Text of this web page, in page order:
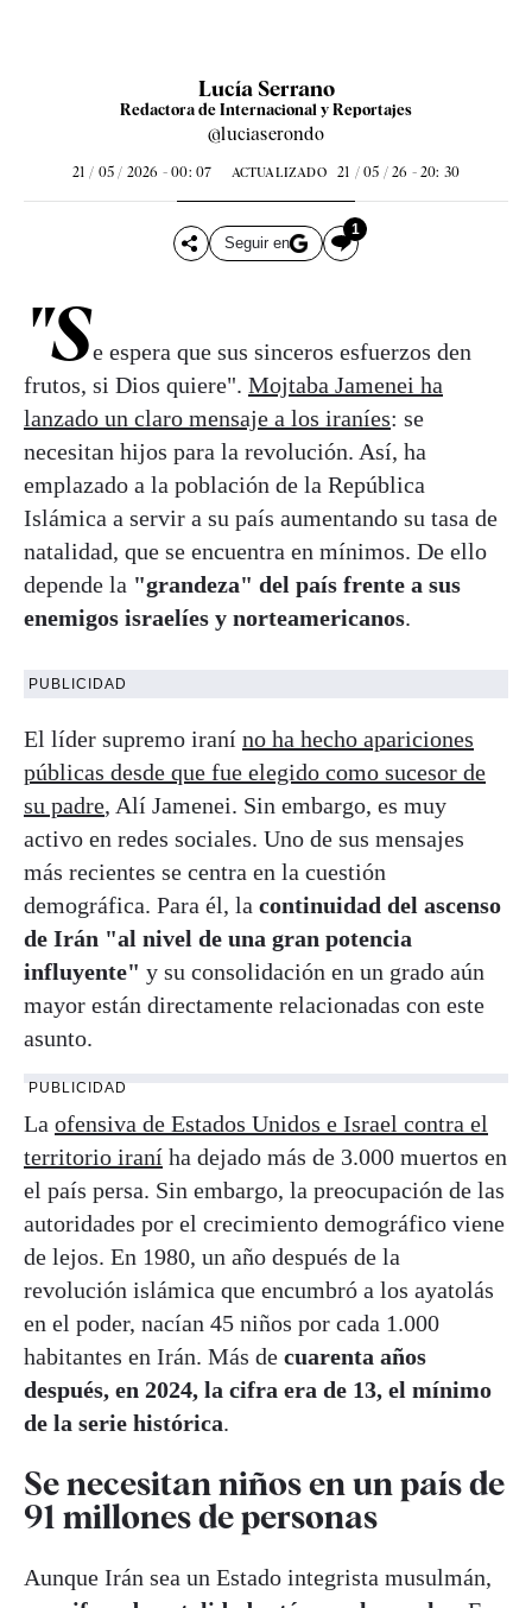
Lucía Serrano
Redactora de Internacional y Reportajes
@luciaserondo
21 / 05 / 2026 - 00: 07 ACTUALIZADO 21 / 05 / 26 - 20: 30
Seguir en
1
"Se espera que sus sinceros esfuerzos den
frutos, si Dios quiere". Mojtaba Jamenei ha
lanzado un claro mensaje a los iraníes: se
necesitan hijos para la revolución. Así, ha
emplazado a la población de la República
Islámica a servir a su país aumentando su tasa de
natalidad, que se encuentra en mínimos. De ello
depende la "grandeza" del país frente a sus
enemigos israelíes y norteamericanos.
PUBLICIDAD
El líder supremo iraní no ha hecho apariciones
públicas desde que fue elegido como sucesor de
su padre, Alí Jamenei. Sin embargo, es muy
activo en redes sociales. Uno de sus mensajes
más recientes se centra en la cuestión
demográfica. Para él, la continuidad del ascenso
de Irán "al nivel de una gran potencia
influyente" y su consolidación en un grado aún
mayor están directamente relacionadas con este
asunto.
PUBLICIDAD
La ofensiva de Estados Unidos e Israel contra el
territorio iraní ha dejado más de 3.000 muertos en
el país persa. Sin embargo, la preocupación de las
autoridades por el crecimiento demográfico viene
de lejos. En 1980, un año después de la
revolución islámica que encumbró a los ayatolás
en el poder, nacían 45 niños por cada 1.000
habitantes en Irán. Más de cuarenta años
después, en 2024, la cifra era de 13, el mínimo
de la serie histórica.
Se necesitan niños en un país de
91 millones de personas
Aunque Irán sea un Estado integrista musulmán,